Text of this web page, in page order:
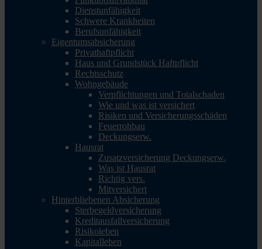
Dienstunfähigkeit
Schwere Krankheiten
Berufsunfähigkeit
Eigentumsabsicherung
Privathaftpflicht
Haus und Grundstück Haftpflicht
Rechtsschutz
Wohngebäude
Verpflichtungen und Totalschaden
Wie und was ist versichert
Risiken und Versicherungsschäden
Feuerrohbau
Deckungserw.
Hausrat
Zusatzversicherung Deckungserw.
Was ist Hausrat
Richtig vers.
Mitversichert
Hinterbliebenen Absicherung
Sterbegeldversicherung
Kreditausfallversicherung
Risikoleben
Kapitalleben